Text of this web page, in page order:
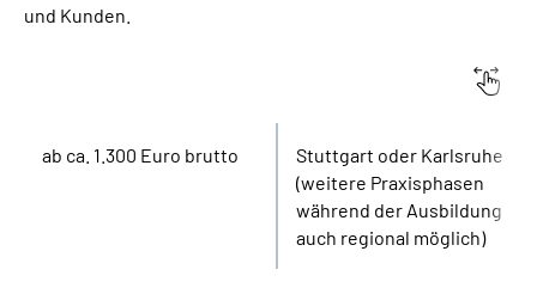
und Kunden.
ab ca. 1.300 Euro brutto
Stuttgart oder Karlsruhe
(weitere Praxisphasen
während der Ausbildung
auch regional möglich)